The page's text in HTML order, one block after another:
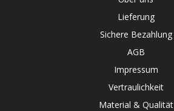
Lieferung
Sichere Bezahlung
AGB
Impressum
Vertraulichkeit
Material & Qualität